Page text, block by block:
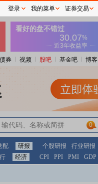
债券 视频 股吧 基金吧 博客
0
配 研报 个股研报 行业研报
经济 CPI PPI PMI GDP
登录 我的菜单 证券交易